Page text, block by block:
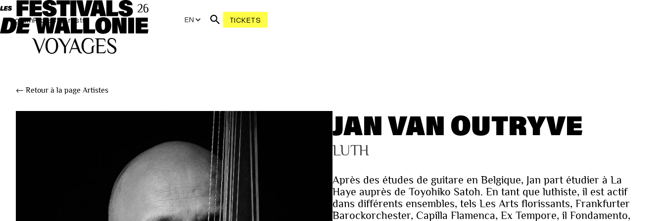
ProgramProjectsArtists EN TICKETS
← Retour à la page Artistes
JAN VAN OUTRYVE
LUTH
Après des études de guitare en Belgique, Jan part étudier à La
Haye auprès de Toyohiko Satoh. En tant que luthiste, il est actif
dans différents ensembles, tels Les Arts florissants, Frankfurter
Barockorchester, Capilla Flamenca, Ex Tempore, il Fondamento,